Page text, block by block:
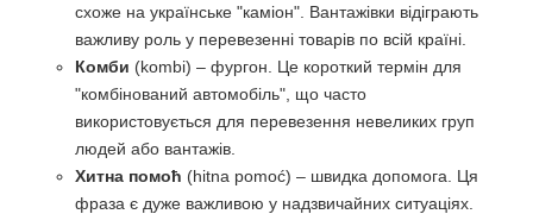
схоже на українське "каміон". Вантажівки відіграють
важливу роль у перевезенні товарів по всій країні.
Комби (kombi) – фургон. Це короткий термін для
"комбінований автомобіль", що часто
використовується для перевезення невеликих груп
людей або вантажів.
Хитна помоћ (hitna pomoć) – швидка допомога. Ця
фраза є дуже важливою у надзвичайних ситуаціях.